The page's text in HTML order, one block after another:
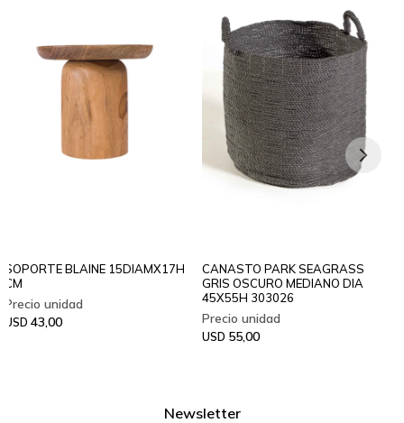
SOPORTE BLAINE 15DIAMX17H
CM
USD 43,00
CANASTO PARK SEAGRASS
GRIS OSCURO MEDIANO DIA
45X55H 303026
USD 55,00
Newsletter